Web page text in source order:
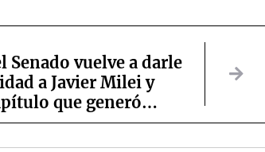
Senado vuelve a darle
a Javier Milei y
que generó